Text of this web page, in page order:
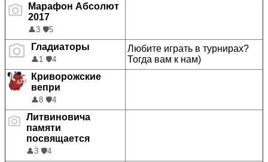
Марафон Абсолют
2017
👤3 🛡️5
Гладиаторы
👤1 🛡️4
Любите играть в турнирах?
Тогда вам к нам)
Криворожские
вепри
👤8 🛡️4
Литвиновича
памяти
посвящается
👤3 🛡️4